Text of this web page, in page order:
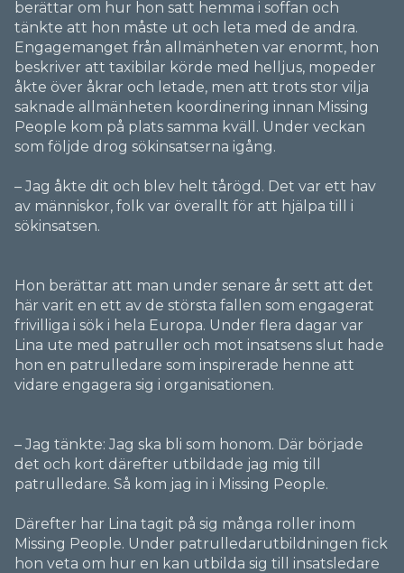
berättar om hur hon satt hemma i soffan och
tänkte att hon måste ut och leta med de andra.
Engagemanget från allmänheten var enormt, hon
beskriver att taxibilar körde med helljus, mopeder
åkte över åkrar och letade, men att trots stor vilja
saknade allmänheten koordinering innan Missing
People kom på plats samma kväll. Under veckan
som följde drog sökinsatserna igång.
– Jag åkte dit och blev helt tårögd. Det var ett hav
av människor, folk var överallt för att hjälpa till i
sökinsatsen.
Hon berättar att man under senare år sett att det
här varit en ett av de största fallen som engagerat
frivilliga i sök i hela Europa. Under flera dagar var
Lina ute med patruller och mot insatsens slut hade
hon en patrulledare som inspirerade henne att
vidare engagera sig i organisationen.
– Jag tänkte: Jag ska bli som honom. Där började
det och kort därefter utbildade jag mig till
patrulledare. Så kom jag in i Missing People.
Därefter har Lina tagit på sig många roller inom
Missing People. Under patrulledarutbildningen fick
hon veta om hur en kan utbilda sig till insatsledare